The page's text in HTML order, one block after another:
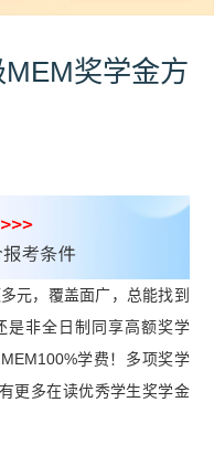
奖学金方
元，覆盖面广，总能找到
是非全日制同享高额奖学
学费！多项奖学
更多在读优秀学生奖学金